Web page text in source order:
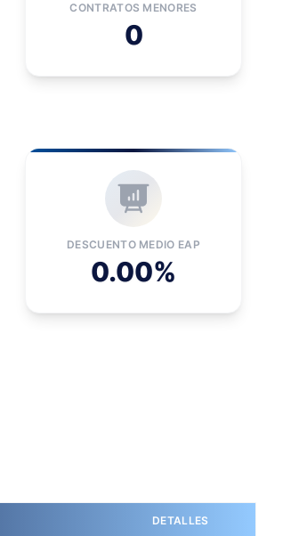
CONTRATOS MENORES
0
DESCUENTO MEDIO EAP
0.00%
DETALLES